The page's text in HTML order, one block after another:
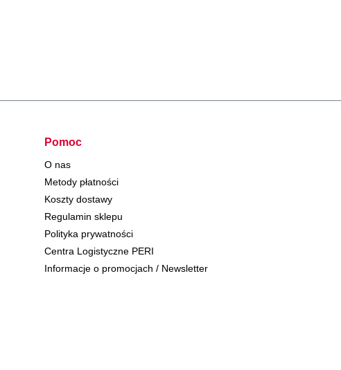
Pomoc
O nas
Metody płatności
Koszty dostawy
Regulamin sklepu
Polityka prywatności
Centra Logistyczne PERI
Informacje o promocjach / Newsletter